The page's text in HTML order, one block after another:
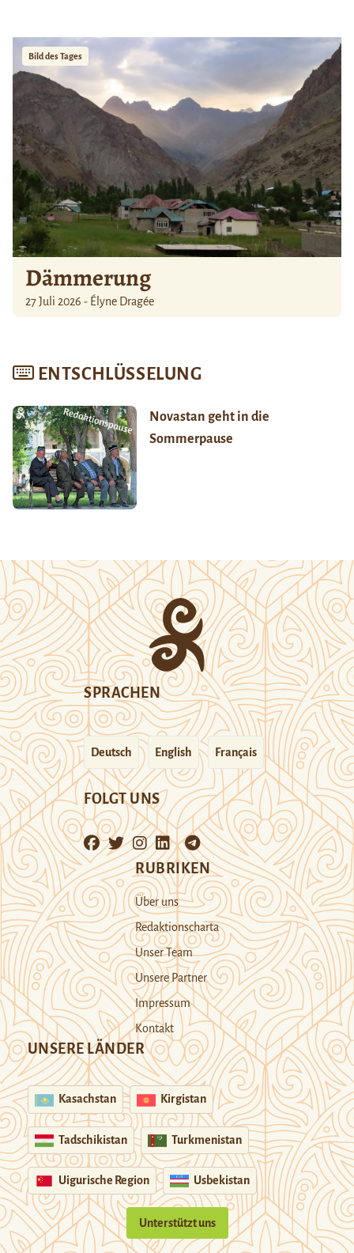
Bild des Tages
Dämmerung
27 Juli 2026 - Élyne Dragée
ENTSCHLÜSSELUNG
Novastan geht in die
Sommerpause
SPRACHEN
Deutsch English Français
FOLGT UNS
RUBRIKEN
Über uns
Redaktionscharta
Unser Team
Unsere Partner
Impressum
Kontakt
UNSERE LÄNDER
Kasachstan Kirgistan
Tadschikistan Turkmenistan
Uigurische Region Usbekistan
Unterstützt uns